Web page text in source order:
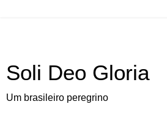
Soli Deo Gloria
Um brasileiro peregrino